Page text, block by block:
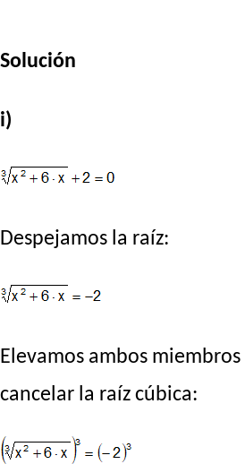
Solución
i)
Despejamos la raíz:
Elevamos ambos
cancelar la raíz cúbica: